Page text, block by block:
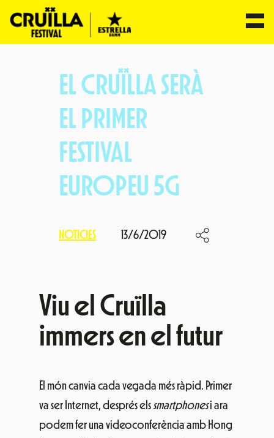
EL CRUÏLLA SERÀ
EL PRIMER
FESTIVAL
EUROPEU 5G
NOTICIES 13/6/2019
Viu el Cruïlla
immers en el futur
El món canvia cada vegada més ràpid. Primer
va ser Internet, després elssmartphonesi ara
podem fer una videoconferència amb Hong